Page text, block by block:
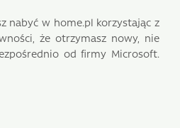
nabyć w home.pl korzystając z
że otrzymasz nowy, nie
od firmy Microsoft.